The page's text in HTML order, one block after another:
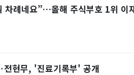
차례네요”…올해 주식부호 1위 이
현무, '진료기록부' 공개